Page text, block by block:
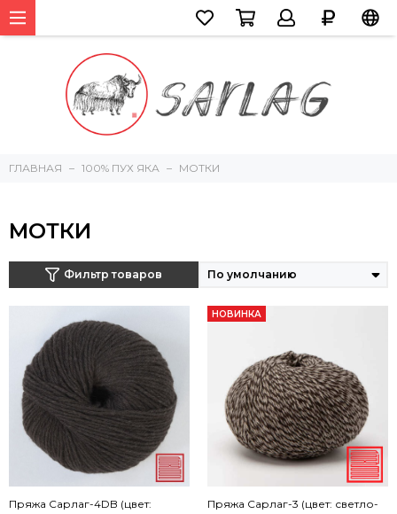
ГЛАВНАЯ 100% ПУХ ЯКА МОТКИ
МОТКИ
Фильтр товаров
Пряжа Сарлаг-4DB (цвет:
НОВИНКА
Пряжа Сарлаг-3 (цвет: светло-